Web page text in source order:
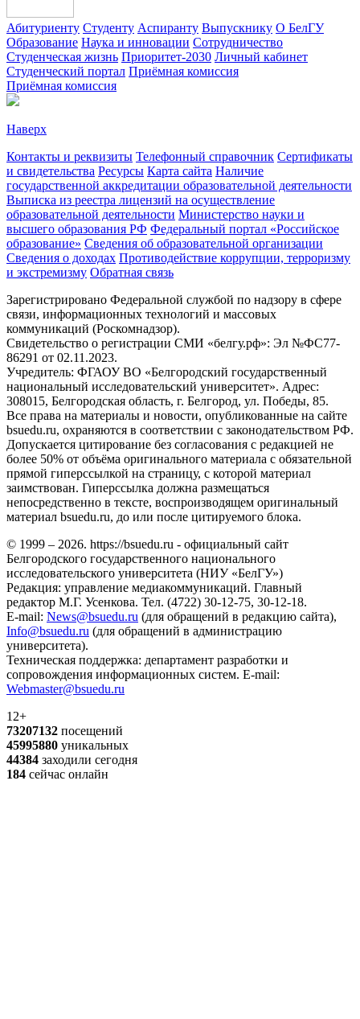
Абитуриенту Студенту Аспиранту Выпускнику О БелГУ
Образование Наука и инновации Сотрудничество
Студенческая жизнь Приоритет-2030 Личный кабинет
Студенческий портал Приёмная комиссия
Приёмная комиссия
Наверх
Контакты и реквизиты Телефонный справочник Сертификаты
и свидетельства Ресурсы Карта сайта Наличие
государственной аккредитации образовательной деятельности
Выписка из реестра лицензий на осуществление
образовательной деятельности Министерствo науки и
высшего образования РФ Федеральный портал «Российское
образование» Сведения об образовательной организации
Сведения о доходах Противодействие коррупции, терроризму
и экстремизму Обратная связь
Зарегистрировано Федеральной службой по надзору в сфере
связи, информационных технологий и массовых
коммуникаций (Роскомнадзор).
Свидетельство о регистрации СМИ «белгу.рф»: Эл №ФС77-
86291 от 02.11.2023.
Учредитель: ФГАОУ ВО «Белгородский государственный
национальный исследовательский университет». Адрес:
308015, Белгородская область, г. Белгород, ул. Победы, 85.
Все права на материалы и новости, опубликованные на сайте
bsuedu.ru, охраняются в соответствии с законодательством РФ.
Допускается цитирование без согласования с редакцией не
более 50% от объёма оригинального материала с обязательной
прямой гиперссылкой на страницу, с которой материал
заимствован. Гиперссылка должна размещаться
непосредственно в тексте, воспроизводящем оригинальный
материал bsuedu.ru, до или после цитируемого блока.
© 1999 – 2026. https://bsuedu.ru - официальный сайт
Белгородского государственного национального
исследовательского университета (НИУ «БелГУ»)
Редакция: управление медиакоммуникаций. Главный
редактор М.Г. Усенкова. Тел. (4722) 30-12-75, 30-12-18.
E-mail: News@bsuedu.ru (для обращений в редакцию сайта),
Info@bsuedu.ru (для обращений в администрацию
университета).
Техническая поддержка: департамент разработки и
сопровождения информационных систем. E-mail:
Webmaster@bsuedu.ru
12+
73207132 посещений
45995880 уникальных
44384 заходили сегодня
184 сейчас онлайн